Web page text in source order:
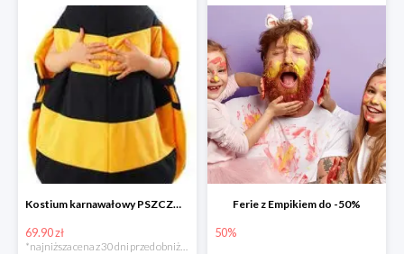
Kostium karnawałowy PSZCZÓŁKA
69.90 zł
Ferie z Empikiem do -50%
50%